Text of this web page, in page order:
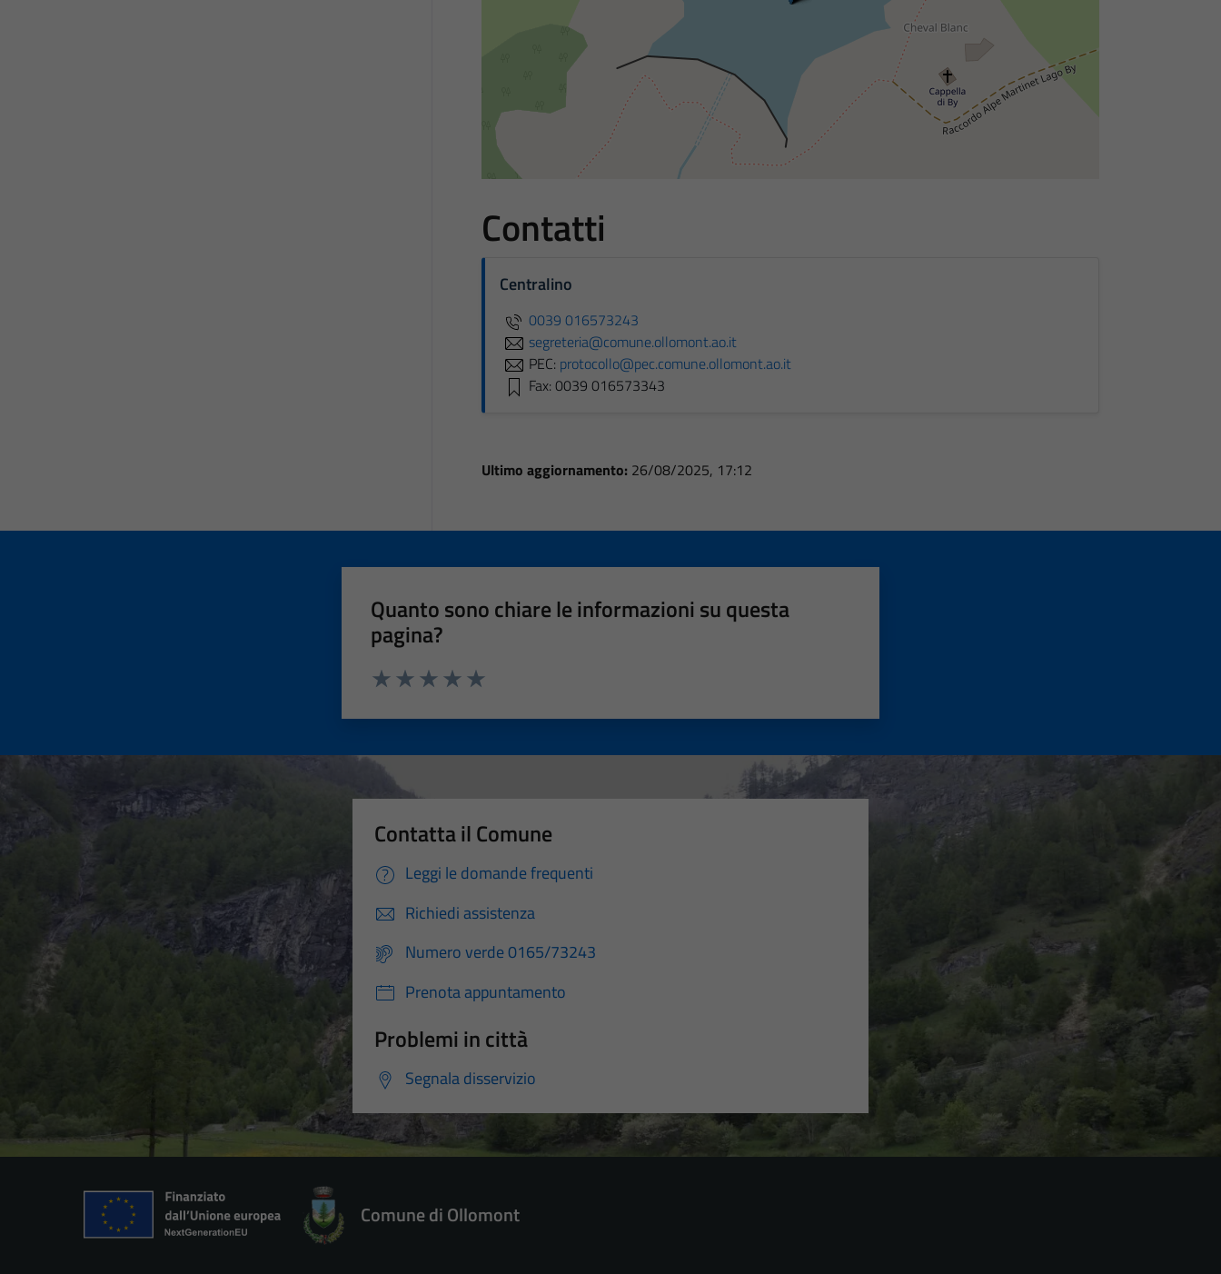
Contatti
Centralino
0039 016573243
segreteria@comune.ollomont.ao.it
PEC: protocollo@pec.comune.ollomont.ao.it
Fax: 0039 016573343
Ultimo aggiornamento: 26/08/2025, 17:12
Quanto sono chiare le informazioni su questa
pagina?
Contatta il Comune
Leggi le domande frequenti
Richiedi assistenza
Numero verde 0165/73243
Prenota appuntamento
Problemi in città
Segnala disservizio
Comune di Ollomont